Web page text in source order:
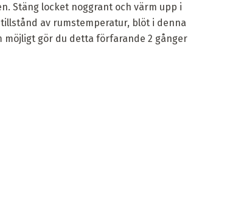
Stäng locket noggrant och värm upp i
av rumstemperatur, blöt i denna
gör du detta förfarande 2 gånger